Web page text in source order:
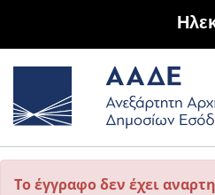
Το έγγραφο δεν έχει